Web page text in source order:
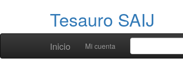
Tesauro SAIJ
Inicio Mi cuenta